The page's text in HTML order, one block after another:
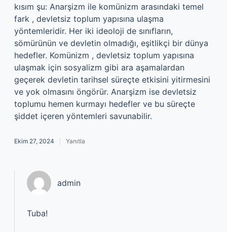
kısım şu: Anarşizm ile komünizm arasındaki temel
fark , devletsiz toplum yapısına ulaşma
yöntemleridir. Her iki ideoloji de sınıfların,
sömürünün ve devletin olmadığı, eşitlikçi bir dünya
hedefler. Komünizm , devletsiz toplum yapısına
ulaşmak için sosyalizm gibi ara aşamalardan
geçerek devletin tarihsel süreçte etkisini yitirmesini
ve yok olmasını öngörür. Anarşizm ise devletsiz
toplumu hemen kurmayı hedefler ve bu süreçte
şiddet içeren yöntemleri savunabilir.
Ekim 27, 2024 Yanıtla
admin
Tuba!